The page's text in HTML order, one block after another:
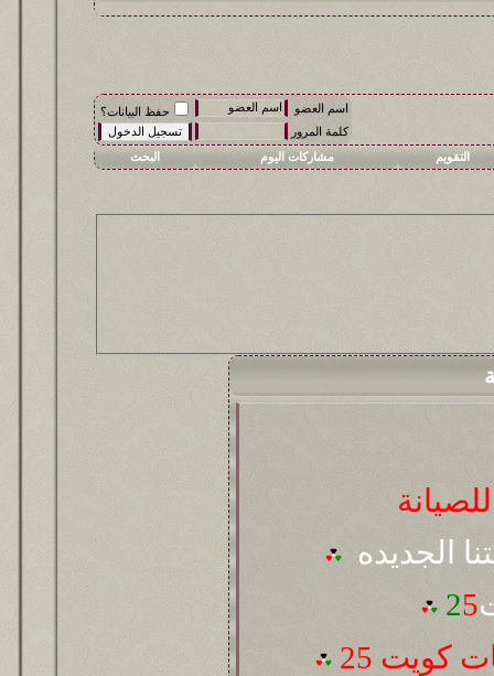
اسم العضو
حفظ البيانات؟
كلمة المرور
التقويم
مشاركات اليوم البحث
الجديده
25
كويت 25